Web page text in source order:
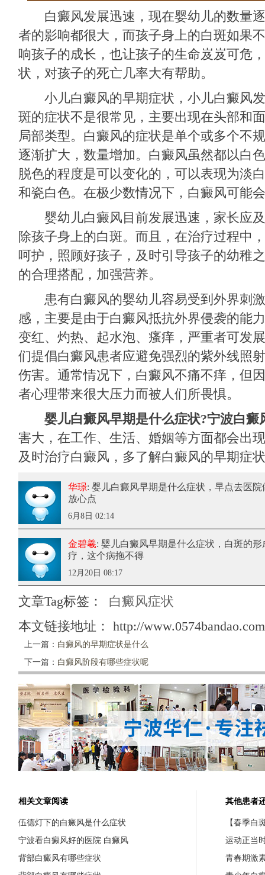
白癜风发展迅速，现在婴幼儿的数量逐
者的影响都很大，而孩子身上的白斑如果
响孩子的成长，也让孩子的生命岌岌可危
状，对孩子的死亡几率大有帮助。
小儿白癜风的早期症状，小儿白癜风发
斑的症状不是很常见，主要出现在头部和
局部类型。白癜风的症状是单个或多个不
逐渐扩大，数量增加。白癜风虽然都以白
脱色的程度是可以变化的，可以表现为淡
和瓷白色。在极少数情况下，白癜风可能
婴幼儿白癜风目前发展迅速，家长应及
除孩子身上的白斑。而且，在治疗过程中
呵护，照顾好孩子，及时引导孩子的幼稚
的合理搭配，加强营养。
患有白癜风的婴幼儿容易受到外界刺激
感，主要是由于白癜风抵抗外界侵袭的能
变红、灼热、起水泡、瘙痒，严重者可发
们提倡白癜风患者应避免强烈的紫外线照
伤害。通常情况下，白癜风不痛不痒，但
者心理带来很大压力而被人们所畏惧。
婴儿白癜风早期是什么症状?宁波白癜
害大，在工作、生活、婚姻等方面都会出
及时治疗白癜风，多了解白癜风的早期症
华璟: 婴儿白癜风早期是什么症状 ，早点去医
放心点
6月8日 02:14
金碧羲: 婴儿白癜风早期是什么症状 ，白斑的
疗，这个病拖不得
12月20日 08:17
文章Tag标签：
白癜风症状
本文链接地址： http://
上一篇： 白癜风的早期症状是什么
下一篇： 白癜风阶段有哪些症状呢
相关文章阅读
伍德灯下的白癜风是什么症状
宁波看白癜风好的医院 白癜风
背部白癜风有哪些症状
其他患者
【春季白
运动正当
青春期激